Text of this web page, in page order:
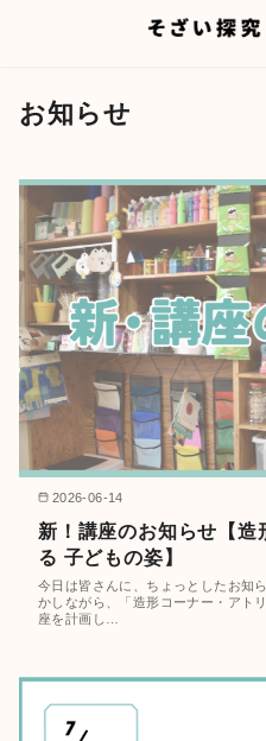
お知らせ
2026-06-14
新！講座のお知らせ【造
る 子どもの姿】
今日は皆さんに、ちょっとしたお知
かしながら、「造形コーナー・アト
座を計画し…